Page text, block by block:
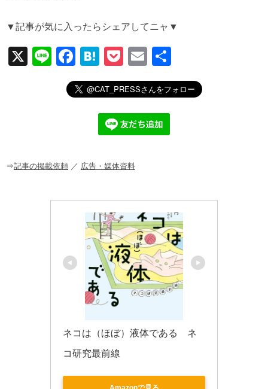
▼記事が気に入ったらシェアしてニャ▼
X
Li
F
a
c
o
H
at
e
n
a
P
o
ck
et
E
m
ail
有
⇒記事の掲載依頼 ／ 広告・媒体資料
ネコは（ほぼ）液体である　ネ
コ研究最前線